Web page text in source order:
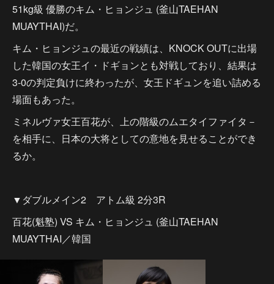
51kg級 優勝のキム・ヒョンジュ (釜山TAEHAN
MUAYTHAI)だ。
キム・ヒョンジュの最近の戦績は、KNOCK OUTに出場
した韓国の女王イ・ドギョンとも対戦しており、結果は
3-0の判定負けに終わったが、女王ドギュンを追い詰める
場面もあった。
ミネルヴァ女王百花が、上の階級のムエタイファイタ－
を相手に、日本の大将としての意地を見せることができ
るか。
▼ダブルメイン2 アトム級 2分3R
百花(魁塾) VS キム・ヒョンジュ (釜山TAEHAN
MUAYTHAI／韓国